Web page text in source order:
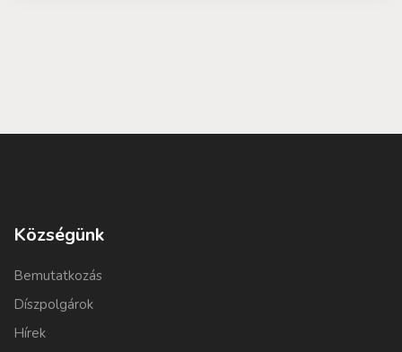
Községünk
Bemutatkozás
Díszpolgárok
Hírek